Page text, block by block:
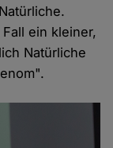
ein kleiner,
Natürliche